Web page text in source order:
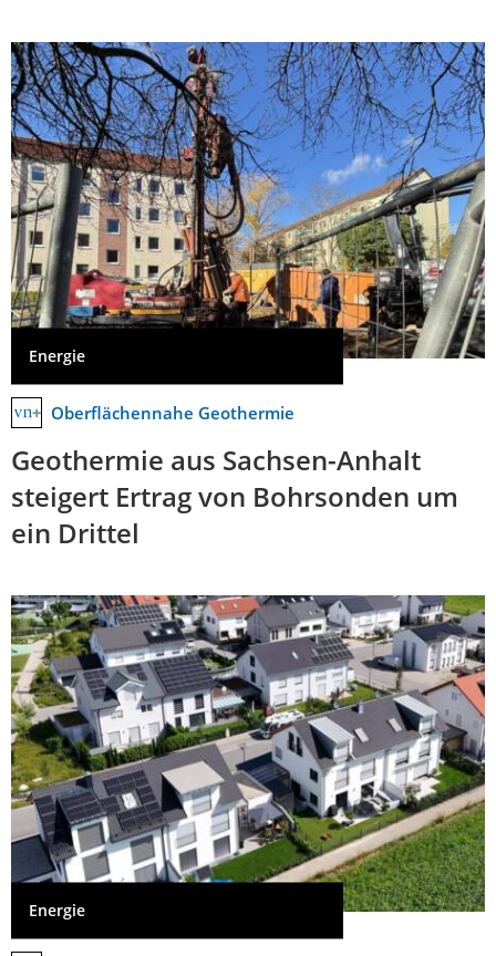
Energie
Oberflächennahe Geothermie
Geothermie aus Sachsen-Anhalt
steigert Ertrag von Bohrsonden um
ein Drittel
Energie